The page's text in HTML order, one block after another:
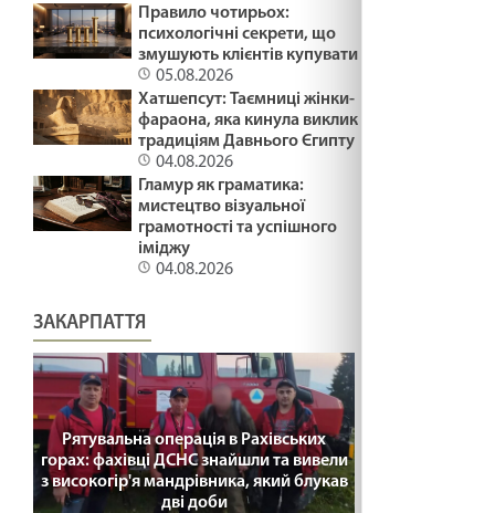
ВМІТИ ЦІНУВАТИ /1499/ Майтеся файно
19.02.2025
СПРАВЖНЄ СМИРЕННЯ /1498/ Майтеся файно
Неділя митаря і фарисея/ Лк 18,10-14
ВГАМУЙТЕСЯ /1497/ Майтеся файно
19.02.2025
ВИГНАТИ САМОЗВАНЦЯ /1496/ Майтеся
файно
07.02.2025
Правило чотирьох:
психологічні секрети, що
змушують клієнтів купувати
05.08.2026
Хатшепсут: Таємниці жінки-
фараона, яка кинула виклик
традиціям Давнього Єгипту
04.08.2026
Гламур як граматика:
мистецтво візуальної
грамотності та успішного
іміджу
04.08.2026
ЗАКАРПАТТЯ
Рятувальна операція в Рахівських
горах: фахівці ДСНС знайшли та вивели
з високогір'я мандрівника, який блукав
дві доби